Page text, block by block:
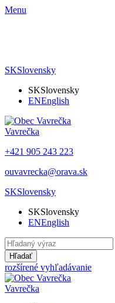
Menu
SKSlovensky
SKSlovensky
ENEnglish
Vavrečka
+421 905 243 223
ouvavrecka@orava.sk
SKSlovensky
SKSlovensky
ENEnglish
Hľadať
rozšírené vyhľadávanie
Vavrečka